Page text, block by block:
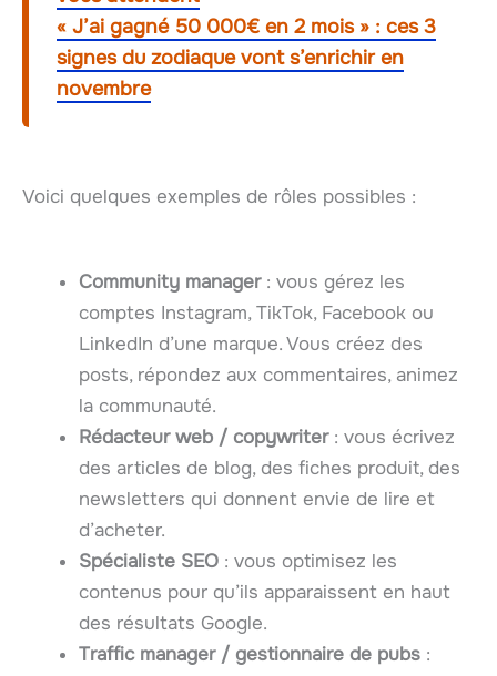
« J’ai gagné 50 000€ en 2 mois » : ces 3
signes du zodiaque vont s’enrichir en
novembre
Voici quelques exemples de rôles possibles :
Community manager: vous gérez les
comptes Instagram, TikTok, Facebook ou
LinkedIn d’une marque. Vous créez des
posts, répondez aux commentaires, animez
la communauté.
Rédacteur web / copywriter: vous écrivez
des articles de blog, des fiches produit, des
newsletters qui donnent envie de lire et
d’acheter.
Spécialiste SEO : vous optimisez les
contenus pour qu’ils apparaissent en haut
des résultats Google.
Traffic manager / gestionnaire de pubs :